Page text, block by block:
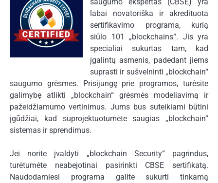
labai novatoriška ir akredituota
sertifikavimo programa, kurią
siūlo 101 „blockchains“. Jis yra
specialiai sukurtas tam, kad
įgalintų asmenis, padedant jiems
suprasti ir sušvelninti „blockchain“
saugumo grėsmes. Prisijungę prie programos, turėsite
galimybę atlikti „blockchain“ grėsmės modeliavimą ir
pažeidžiamumo vertinimus. Jums bus suteikiami būtini
įgūdžiai, kad suprojektuotumėte saugias „blockchain“
sistemas ir sprendimus.
Jei norite įvaldyti „blockchain Security“ pagrindus,
turėtumėte neabejotinai pasirinkti CBSE sertifikatą.
Naudodamiesi programa galite sukurti tinkamą